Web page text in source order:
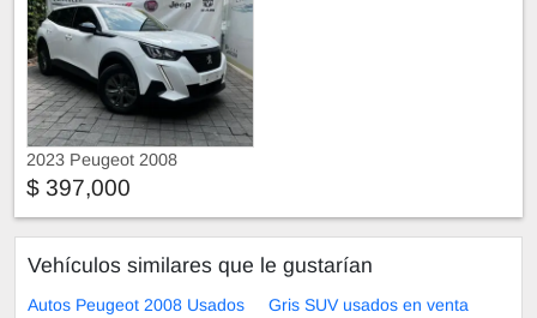
2023 Peugeot 2008
$ 397,000
Vehículos similares que le gustarían
Autos Peugeot 2008 Usados
Gris SUV usados en venta